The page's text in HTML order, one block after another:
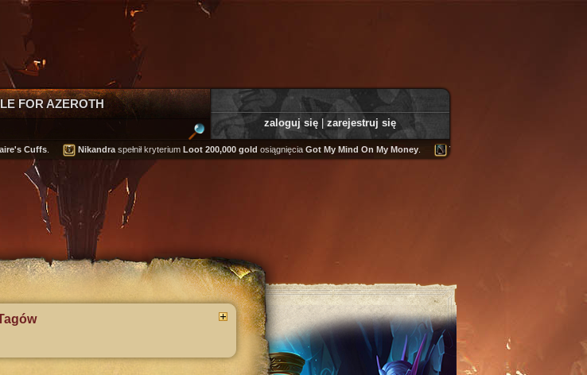
zaloguj się zarejestruj się
FOR AZEROTH
. Nikandraspełnił kryteriumLoot 200,000 goldosiągnięciaGot My Mind On My Money . Toolyzdobył